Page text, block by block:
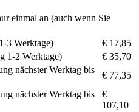
einmal an (auch wenn Sie
3 Werktage)
€ 17,85
1-2 Werktage)
€ 35,70
nächster Werktag bis
€ 77,35
nächster Werktag bis
€
107,10